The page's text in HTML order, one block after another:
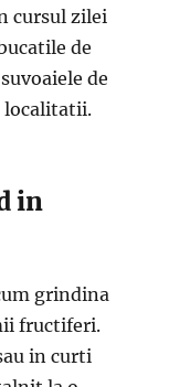
cursul zilei
de
de
localitatii.
in
grindina
fructiferi.
in curti